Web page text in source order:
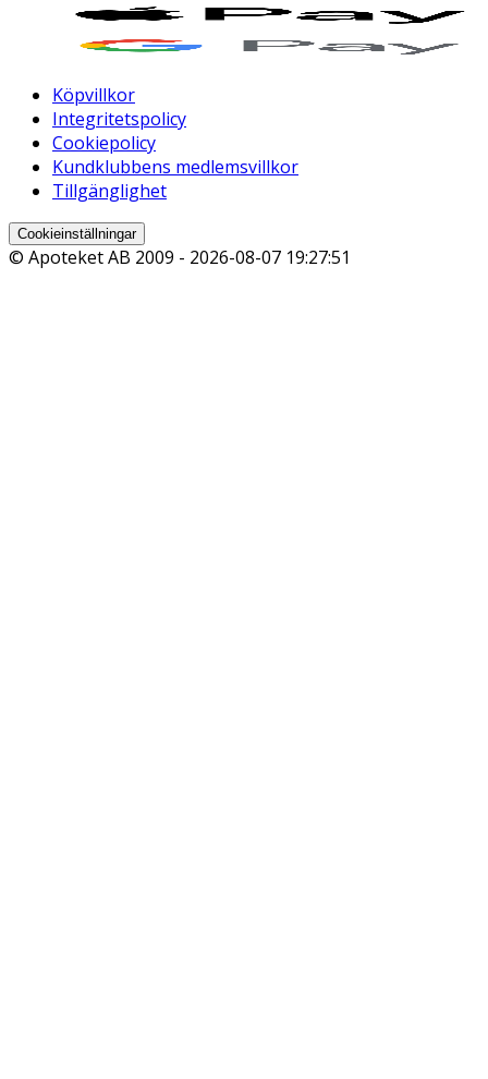
Köpvillkor
Integritetspolicy
Cookiepolicy
Kundklubbens medlemsvillkor
Tillgänglighet
Cookieinställningar
© Apoteket AB 2009 - 2026-08-07 19:27:51